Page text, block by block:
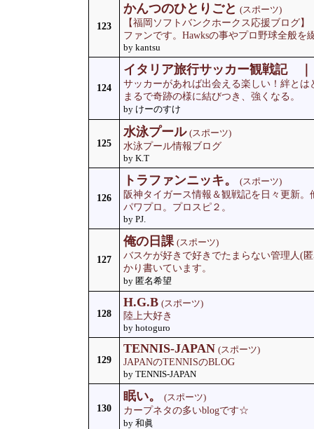
123
かんつのひとりごと (スポーツ)
【福岡ソフトバンクホークス応援ブログ
ファンです。Hawksの事やプロ野球全般を
by kantsu
124
イタリア旅行サッカー観戦記
サッカーがあれば出会える楽しい！絆と
まるで奇跡の様に結びつき、強くなる。
by けーのすけ
125
水泳プール (スポーツ)
水泳プール情報ブログ
by K.T
126
トラファンニッキ。
(スポーツ)
阪神タイガース情報＆観戦記を日々更新
パワプロ。プロスピ２。
by PJ.
127
俺の日課 (スポーツ)
バスケが好きで好きでたまらない管理人(
かり書いています。
by 匿名希望
128
H.G.B (スポーツ)
陸上大好き
by hotoguro
129
TENNIS-JAPAN (スポーツ)
JAPANのTENNISのBLOG
by TENNIS-JAPAN
130
眠い。
(スポーツ)
カープネタの多いblogです☆
by 和眞